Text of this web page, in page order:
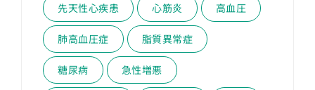
先天性心疾患 心筋炎 高血圧
肺高血圧症 脂質異常症
糖尿病 急性増悪